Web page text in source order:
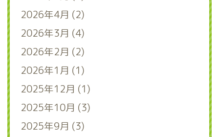
2026年4月 (2)
2026年3月 (4)
2026年2月 (2)
2026年1月 (1)
2025年12月 (1)
2025年10月 (3)
2025年9月 (3)